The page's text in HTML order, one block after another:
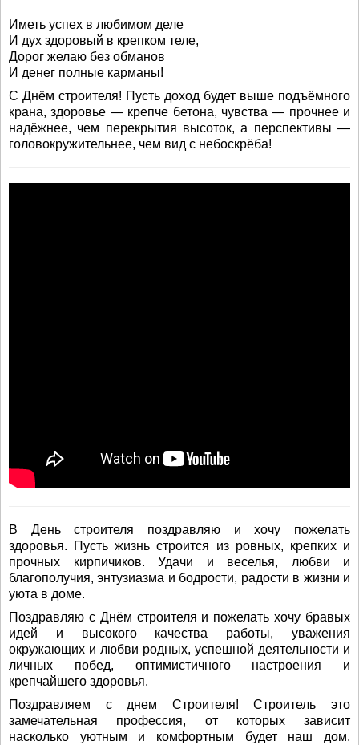
Иметь успех в любимом деле
И дух здоровый в крепком теле,
Дорог желаю без обманов
И денег полные карманы!
С Днём строителя! Пусть доход будет выше подъёмного
крана, здоровье — крепче бетона, чувства — прочнее и
надёжнее, чем перекрытия высоток, а перспективы —
головокружительнее, чем вид с небоскрёба!
В День строителя поздравляю и хочу пожелать
здоровья. Пусть жизнь строится из ровных, крепких и
прочных кирпичиков. Удачи и веселья, любви и
благополучия, энтузиазма и бодрости, радости в жизни и
уюта в доме.
Поздравляю с Днём строителя и пожелать хочу бравых
идей и высокого качества работы, уважения
окружающих и любви родных, успешной деятельности и
личных побед, оптимистичного настроения и
крепчайшего здоровья.
Поздравляем с днем Строителя! Строитель это
замечательная профессия, от которых зависит
насколько уютным и комфортным будет наш дом.